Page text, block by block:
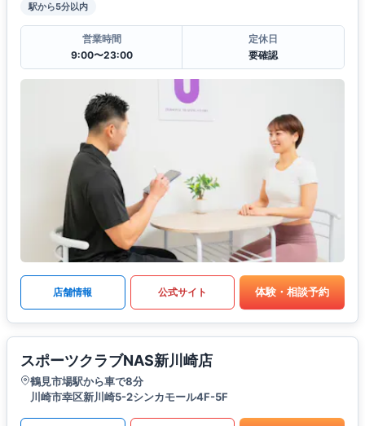
駅から5分以内
営業時間
9:00〜23:00
定休日
要確認
店舗情報 公式サイト 体験・相談予約
スポーツクラブNAS新川崎店
鶴見市場駅から車で8分
川崎市幸区新川崎5-2シンカモール4F-5F